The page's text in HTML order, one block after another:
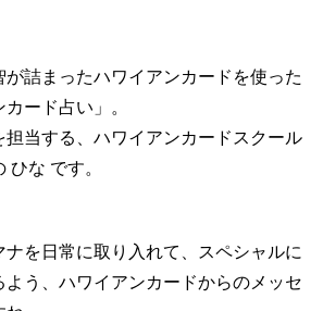
詰まったハワイアンカードを使った
カード占い」。
担当する、ハワイアンカードスクール
ひな です。
を日常に取り入れて、スペシャルに
う、ハワイアンカードからのメッセ